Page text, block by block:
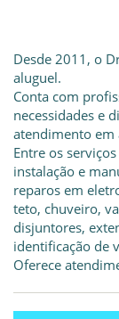
Desde 2011, o
aluguel.
Conta com
necessidades e
atendimento em
Entre os
instalação e
reparos em
teto, chuveiro,
disjuntores,
identificação de
Oferece